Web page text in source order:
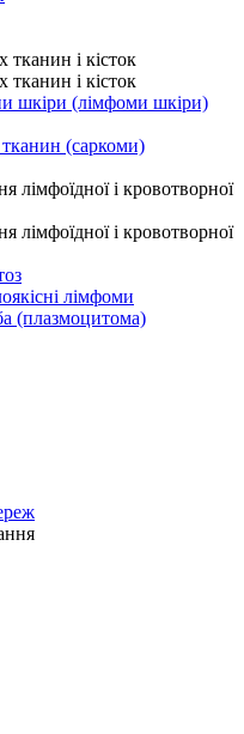
і кісток
і кісток
шкіри (лімфоми шкіри)
(саркоми)
лімфоїдної і кровотворної
лімфоїдної і кровотворної
лімфоми
(плазмоцитома)